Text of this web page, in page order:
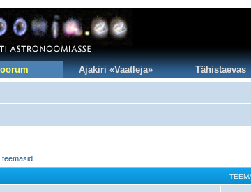
Ajakiri «Vaatleja» Tähistaevas
teemasid